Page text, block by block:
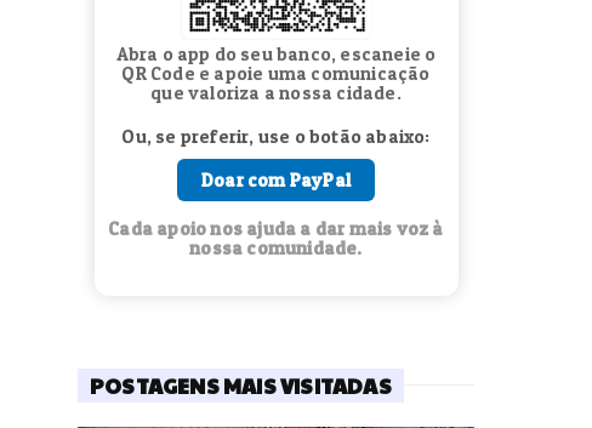
Abra o app do seu banco, escaneie o
QR Code e apoie uma comunicação
que valoriza a nossa cidade.
Ou, se preferir, use o botão abaixo:
Doar com PayPal
Cada apoio nos ajuda a dar mais voz à
nossa comunidade.
POSTAGENS MAIS VISITADAS